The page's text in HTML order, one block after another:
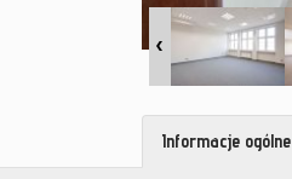
Informacje ogólne